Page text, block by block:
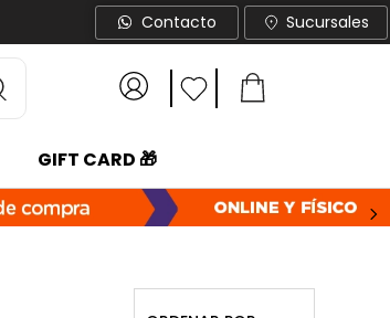
Contacto Sucursales
GIFT CARD 🎁